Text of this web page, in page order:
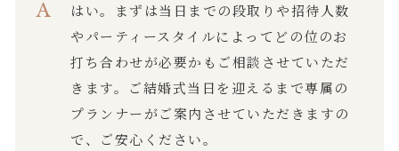
はい。まずは当日までの段取りや招待人数
やパーティースタイルによってどの位のお
打ち合わせが必要かもご相談させていただ
きます。 ご結婚式当日を迎えるまで専属の
プランナーがご案内させていただきますの
で、ご安心ください。